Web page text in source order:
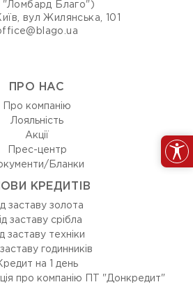
Благо")
вул Жилянська, 101
ПРО НАС
Про компанію
Лояльність
Акції
Прес-центр
Бланки
КРЕДИТІВ
заставу золота
заставу срібла
заставу техніки
заставу годинників
на 1 день
про компанію ПТ "Донкредит"